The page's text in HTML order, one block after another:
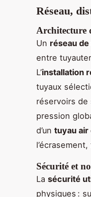
Réseau,
Architecture
Un réseau de
entre
L’installation
tuyaux
réservoirs de
pression
d’un tuyau
Sécurité et
La sécurité
physiques :